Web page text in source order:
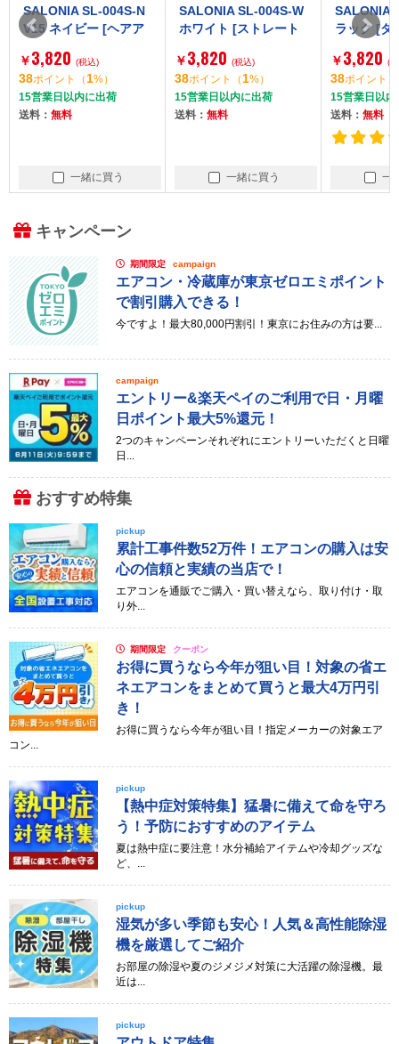
004S-N
[ヘアア
%）
出荷
SALONIA SL-004S-W
ホワイト [ストレート
(コード)式)]
￥
38ポイント
%）
15営業日以内に出荷
SALONIA SL-004S ブ
ラック [ダブルイオン
￥
38ポイント
%）
15営業日以内に出荷
2件
キャンペーン
期間限定 campaign
エアコン・冷蔵庫が東京ゼロエミポイント
で割引購入できる！
今ですよ！最大80,000円割引！東京にお住みの方は要...
campaign
エントリー&楽天ペイのご利用で日・月曜
日ポイント最大5%還元！
2つのキャンペーンそれぞれにエントリーいただくと日曜
日...
おすすめ特集
pickup
累計工事件数52万件！エアコンの購入は安
心の信頼と実績の当店で！
エアコンを通販でご購入・買い替えなら、取り付け・取
り外...
期間限定 クーポン
お得に買うなら今年が狙い目！対象の省エ
ネエアコンをまとめて買うと最大4万円引
き！
お得に買うなら今年が狙い目！指定メーカーの対象エア
コン...
pickup
【熱中症対策特集】猛暑に備えて命を守ろ
う！予防におすすめのアイテム
夏は熱中症に要注意！水分補給アイテムや冷却グッズな
ど、...
pickup
湿気が多い季節も安心！人気＆高性能除湿
機を厳選してご紹介
お部屋の除湿や夏のジメジメ対策に大活躍の除湿機。最
近は...
pickup